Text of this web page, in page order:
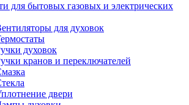
для бытовых газовых и электрических
для духовок
духовок
кранов и переключателей
двери